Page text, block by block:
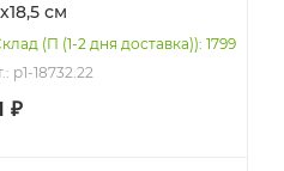
см
(П (1-2 дня доставка)): 1799
p1-18732.22
₽